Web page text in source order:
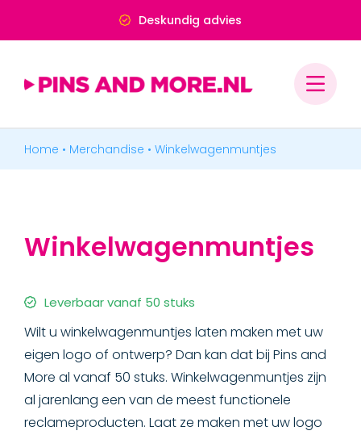
Deskundig advies
Home • Merchandise • Winkelwagenmuntjes
Winkelwagenmuntjes
Leverbaar vanaf 50 stuks
Wilt u winkelwagenmuntjes laten maken met uw
eigen logo of ontwerp? Dan kan dat bij Pins and
More al vanaf 50 stuks. Winkelwagenmuntjes zijn
al jarenlang een van de meest functionele
reclameproducten. Laat ze maken met uw logo
PINS & SPELDJES
MERCHANDISE
KEYCORDS & LANYARDS
SLEUTELHANGERS
Sleutelhanger rubber
Sleutelhangers metaal